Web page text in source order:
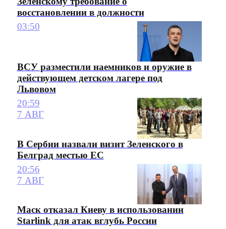
восстановлении в должности
03:50
ВСУ разместили наемников и оружие в
действующем детском лагере под
Львовом
20:59
7 АВГ
В Сербии назвали визит Зеленского в
Белград местью ЕС
20:56
7 АВГ
Маск отказал Киеву в использовании
Starlink для атак вглубь России